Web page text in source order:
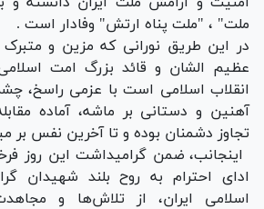
ملت" ، "ملت پناه ارتش" وفادار است .
در این طریق نورانی که مزین و
عظیم الشان و قائد بزرگ امت
انقلاب اسلامی است با عزمی راسخ،
آهنین و دستانی بر ماشه، آماده
تجاوز دشمنان بوده و تا آخرین نفس بر
اینجانب، ضمن گرامیداشت این روز
ادای احترام به روح بلند شهیدان
اسلامی ایران، از تلاش‌ها و